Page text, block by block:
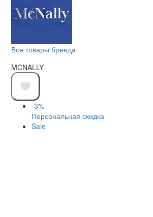
Все товары бренда
MCNALLY
-3%
Персональная скидка
Sale